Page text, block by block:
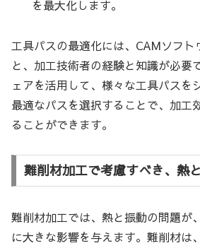
を最大化します。
工具パスの最適化には、CAMソフ
と、加工技術者の経験と知識が必要
ェアを活用して、様々な工具パスを
最適なパスを選択することで、加工
ることができます。
難削材加工で考慮すべき、熱
難削材加工では、熱と振動の問題が
に大きな影響を与えます。難削材は